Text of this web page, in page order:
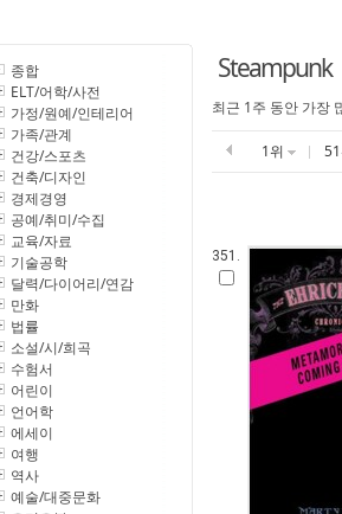
종합
ELT/어학/사전
가정/원예/인테리어
가족/관계
건강/스포츠
건축/디자인
경제경영
공예/취미/수집
교육/자료
기술공학
달력/다이어리/연감
만화
법률
소설/시/희곡
수험서
어린이
언어학
에세이
여행
역사
예술/대중문화
Steampunk
최근 1주 동안 가장
1위
351.